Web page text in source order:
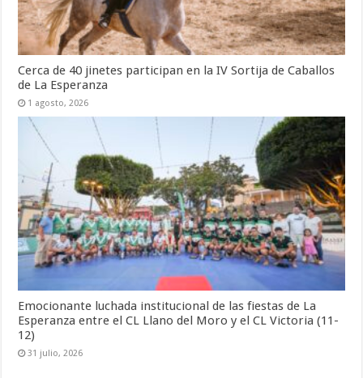
Cerca de 40 jinetes participan en la IV Sortija de Caballos
de La Esperanza
1 agosto, 2026
Emocionante luchada institucional de las fiestas de La
Esperanza entre el CL Llano del Moro y el CL Victoria (11-
12)
31 julio, 2026